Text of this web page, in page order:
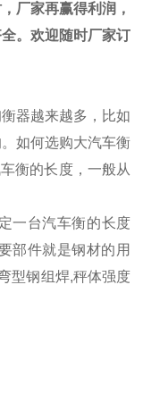
厂家再赢得利润，
。欢迎随时厂家订
器越来越多，比如
如何选购大汽车衡
衡的长度，一般从
一台汽车衡的长度
部件就是钢材的用
型钢组焊,秤体强度